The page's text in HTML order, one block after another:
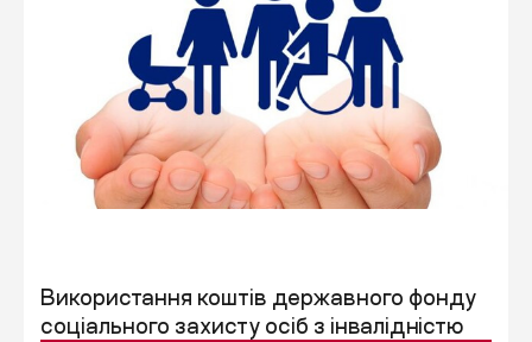
Використання коштів державного фонду
соціального захисту осіб з інвалідністю